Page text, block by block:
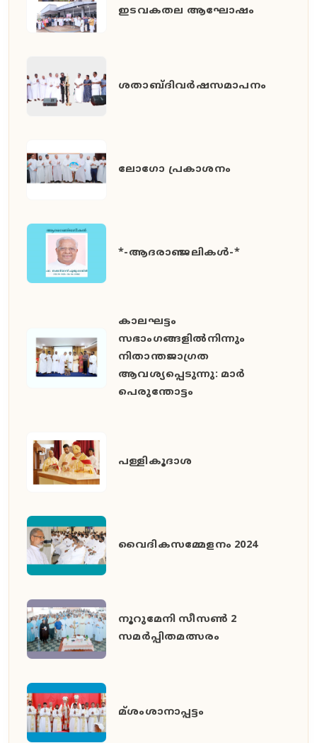
ഇടവകതല ആഘോഷം
ശതാബ്ദിവർഷസമാപനം
ലോഗോ പ്രകാശനം
*-ആദരാഞ്ജലികൾ-*
കാലഘട്ടം
സഭാംഗങ്ങളിൽനിന്നും
നിതാന്തജാഗ്രത
ആവശ്യപ്പെടുന്നു: മാർ
പെരുന്തോട്ടം
പള്ളികൂദാശ
വൈദികസമ്മേളനം 2024
നൂറുമേനി സീസൺ 2
സമർപ്പിതമത്സരം
മ്ശംശാനാപ്പട്ടം